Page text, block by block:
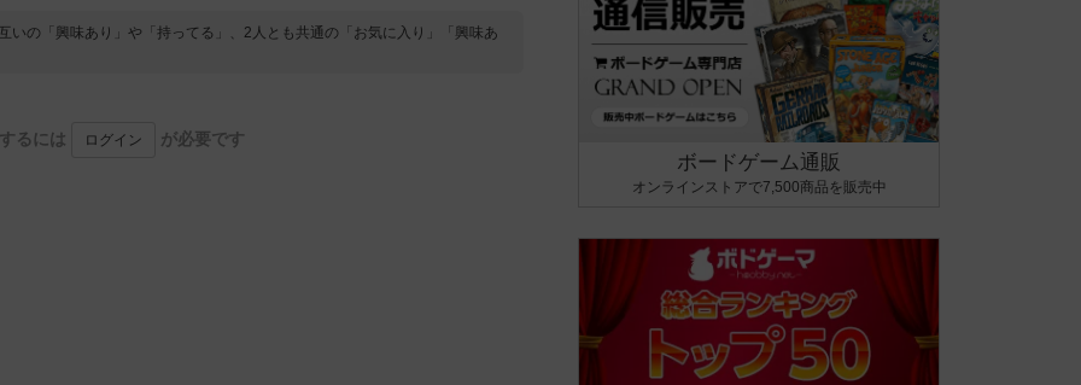
の「興味あり」や「持ってる」、2人とも共通の「お気に入り」「興味あ
るには ログイン が必要です
ボードゲーム通販
オンラインストアで7,500商品を販売中